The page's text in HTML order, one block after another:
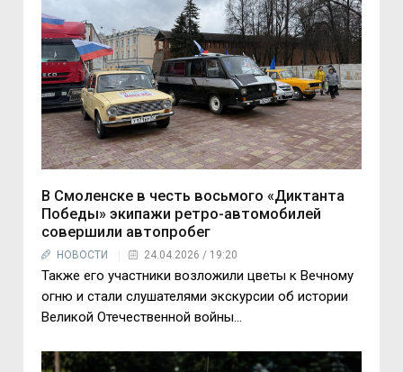
В Смоленске в честь восьмого «Диктанта
Победы» экипажи ретро-автомобилей
совершили автопробег
НОВОСТИ 24.04.2026 / 19:20
Также его участники возложили цветы к Вечному
огню и стали слушателями экскурсии об истории
Великой Отечественной войны...